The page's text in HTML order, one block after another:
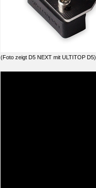
(Foto zeigt D5 NEXT mit ULTITOP D5)